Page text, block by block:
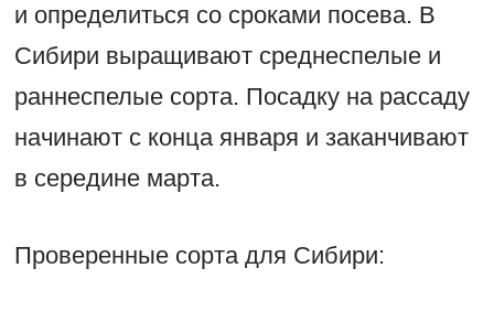
и определиться со сроками посева. В
Сибири выращивают среднеспелые и
раннеспелые сорта. Посадку на рассаду
начинают с конца января и заканчивают
в середине марта.
Проверенные сорта для Сибири: